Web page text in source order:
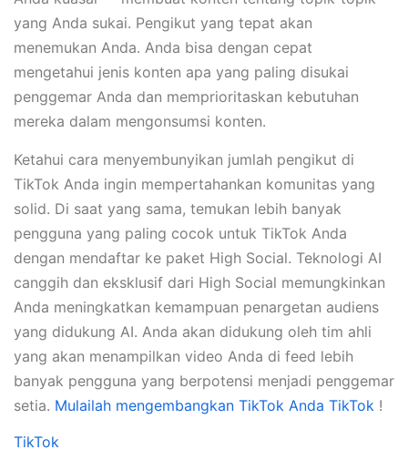
yang Anda sukai. Pengikut yang tepat akan
menemukan Anda. Anda bisa dengan cepat
mengetahui jenis konten apa yang paling disukai
penggemar Anda dan memprioritaskan kebutuhan
mereka dalam mengonsumsi konten.
Ketahui cara menyembunyikan jumlah pengikut di
TikTok Anda ingin mempertahankan komunitas yang
solid. Di saat yang sama, temukan lebih banyak
pengguna yang paling cocok untuk TikTok Anda
dengan mendaftar ke paket High Social. Teknologi AI
canggih dan eksklusif dari High Social memungkinkan
Anda meningkatkan kemampuan penargetan audiens
yang didukung AI. Anda akan didukung oleh tim ahli
yang akan menampilkan video Anda di feed lebih
banyak pengguna yang berpotensi menjadi penggemar
setia. Mulailah mengembangkan TikTok Anda TikTok !
TikTok